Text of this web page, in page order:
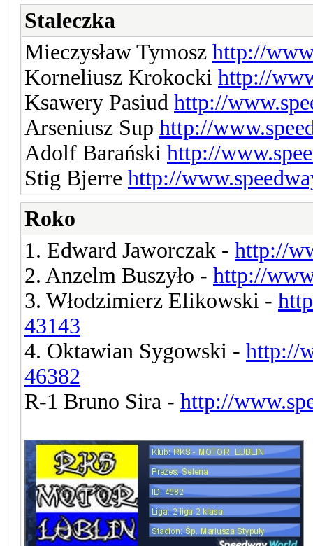
Staleczka
Mieczysław Tymosz http://
Korneliusz Krokocki http://
Ksawery Pasiud http://
Arseniusz Sup http://
Adolf Barański http://
Stig Bjerre http://
Roko
1. Edward Jaworczak - http://
2. Anzelm Buszyło - http://
3. Włodzimierz Elikowski -
43143
4. Oktawian Sygowski - http://
46382
R-1 Bruno Sira - http://